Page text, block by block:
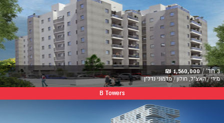
3 חד' / 1,560,000 ₪
מידי / האצ"ל, חולון / מדמוני נדל"ן
B Towers